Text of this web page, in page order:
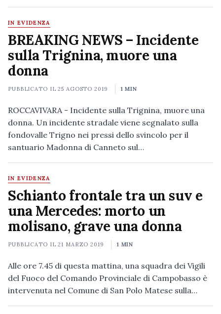
IN EVIDENZA
BREAKING NEWS – Incidente
sulla Trignina, muore una
donna
PUBBLICATO IL25 AGOSTO 2019 1 MIN
ROCCAVIVARA - Incidente sulla Trignina, muore una
donna. Un incidente stradale viene segnalato sulla
fondovalle Trigno nei pressi dello svincolo per il
santuario Madonna di Canneto sul…
IN EVIDENZA
Schianto frontale tra un suv e
una Mercedes: morto un
molisano, grave una donna
PUBBLICATO IL21 MARZO 2019 1 MIN
Alle ore 7.45 di questa mattina, una squadra dei Vigili
del Fuoco del Comando Provinciale di Campobasso è
intervenuta nel Comune di San Polo Matese sulla…